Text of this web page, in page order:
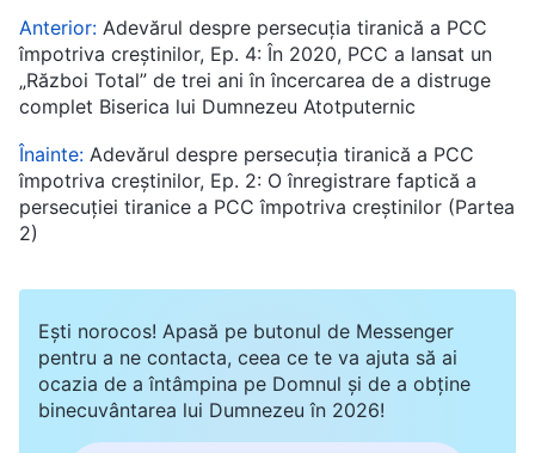
Anterior: Adevărul despre persecuția tiranică a PCC
împotriva creștinilor, Ep. 4: În 2020, PCC a lansat un
„Război Total” de trei ani în încercarea de a distruge
complet Biserica lui Dumnezeu Atotputernic
Înainte: Adevărul despre persecuția tiranică a PCC
împotriva creștinilor, Ep. 2: O înregistrare faptică a
persecuției tiranice a PCC împotriva creștinilor (Partea
2)
Ești norocos! Apasă pe butonul de Messenger
pentru a ne contacta, ceea ce te va ajuta să ai
ocazia de a întâmpina pe Domnul și de a obține
binecuvântarea lui Dumnezeu în 2026!